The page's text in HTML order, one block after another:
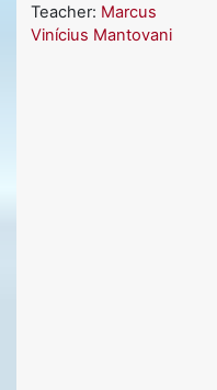
Teacher: Marcus
Vinícius Mantovani